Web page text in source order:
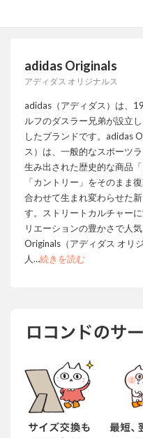
adidas Originals
アディダス オリジナルス
adidas（アディダス）は、
ルフのダスラー兄弟が設立
したブランドです。adidas
ス）は、一般的なスポーツ
生み出された歴史的な商品
「カントリー」をそのまま
合わせて生まれ変わらせた
す。ストリートカルチャー
リエーションの豊かさで人
Originals（アディダス オリ
人…続きを読む